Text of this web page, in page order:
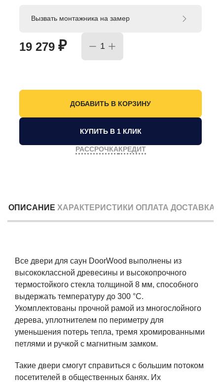
19 279 ₽
Вызвать монтажника на замер
КУПИТЬ В 1 КЛИК
РАССРОЧКАКРЕДИТ
ОПИСАНИЕ ХАРАКТЕРИСТИКИ ОПЛАТА ДОСТАВКА
Все двери для саун DoorWood выполнены из
высококлассной древесины и высокопрочного
термостойкого стекла толщиной 8 мм, способного
выдержать температуру до 300 °C.
Укомплектованы прочной рамой из многослойного
дерева, уплотнителем по периметру для
уменьшения потерь тепла, тремя хромированными
петлями и ручкой с магнитным замком.
Такие двери смогут справиться с большим потоком
посетителей в общественных банях. Их